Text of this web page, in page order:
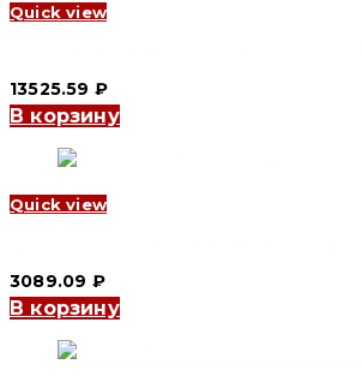
Quick view
13525.59 ₽
В корзину
Quick view
3089.09 ₽
В корзину